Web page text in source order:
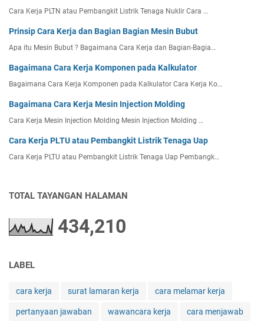
Cara Kerja PLTN atau Pembangkit Listrik Tenaga Nuklir Cara …
Prinsip Cara Kerja dan Bagian Bagian Mesin Bubut
Apa itu Mesin Bubut ? Bagaimana Cara Kerja dan Bagian-Bagia…
Bagaimana Cara Kerja Komponen pada Kalkulator
Bagaimana Cara Kerja Komponen pada Kalkulator Cara Kerja Ko…
Bagaimana Cara Kerja Mesin Injection Molding
Cara Kerja Mesin Injection Molding Mesin Injection Molding …
Cara Kerja PLTU atau Pembangkit Listrik Tenaga Uap
Cara Kerja PLTU atau Pembangkit Listrik Tenaga Uap Pembangk…
TOTAL TAYANGAN HALAMAN
434,210
LABEL
cara kerja surat lamaran kerja cara melamar kerja
pertanyaan jawaban wawancara kerja cara menjawab